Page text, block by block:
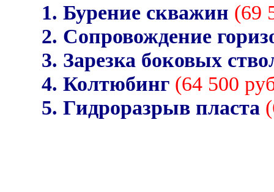
1. Бурение скважин (69
2. Сопровождение
3. Зарезка боковых
4. Колтюбинг (64 500
5. Гидроразрыв пласта